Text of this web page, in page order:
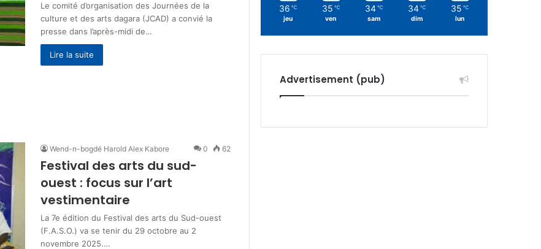
Le comité d’organisation des Journées de la
culture et des arts dagara (JCAD) a convié la
presse dans l’après-midi de…
Lire la suite
Wend-n-bogdé Harold Alex Kabore 0 62
Festival des arts du sud-
ouest : focus sur l’art
vestimentaire
La 7e édition du Festival des arts du Sud-ouest
(F.A.S.O.) va se tenir du 29 octobre au 2
novembre 2025.…
36 ℃
jeu
35 ℃
ven
34 ℃
sam
34 ℃
dim
35 ℃
lun
Advertisement (pub)